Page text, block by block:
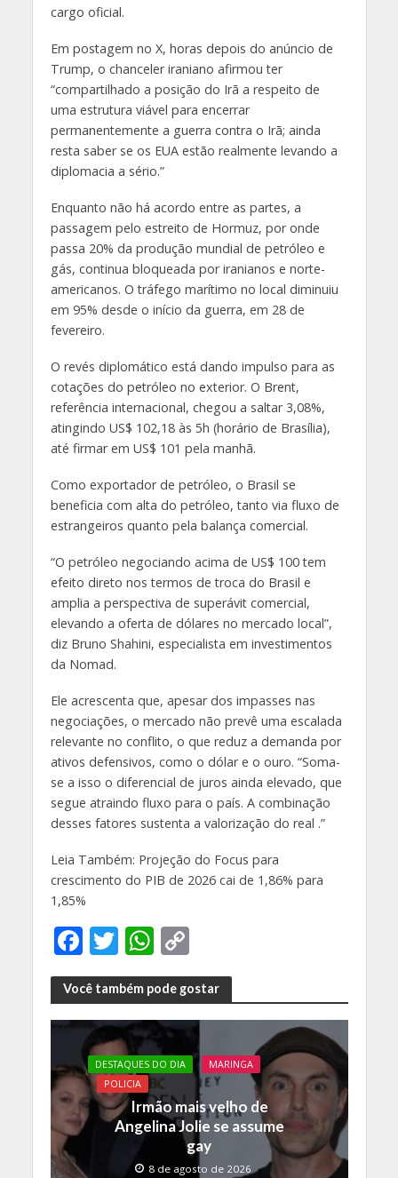
cargo oficial.
Em postagem no X, horas depois do anúncio de
Trump, o chanceler iraniano afirmou ter
“compartilhado a posição do Irã a respeito de
uma estrutura viável para encerrar
permanentemente a guerra contra o Irã; ainda
resta saber se os EUA estão realmente levando a
diplomacia a sério.”
Enquanto não há acordo entre as partes, a
passagem pelo estreito de Hormuz, por onde
passa 20% da produção mundial de petróleo e
gás, continua bloqueada por iranianos e norte-
americanos. O tráfego marítimo no local diminuiu
em 95% desde o início da guerra, em 28 de
fevereiro.
O revés diplomático está dando impulso para as
cotações do petróleo no exterior. O Brent,
referência internacional, chegou a saltar 3,08%,
atingindo US$ 102,18 às 5h (horário de Brasília),
até firmar em US$ 101 pela manhã.
Como exportador de petróleo, o Brasil se
beneficia com alta do petróleo, tanto via fluxo de
estrangeiros quanto pela balança comercial.
“O petróleo negociando acima de US$ 100 tem
efeito direto nos termos de troca do Brasil e
amplia a perspectiva de superávit comercial,
elevando a oferta de dólares no mercado local”,
diz Bruno Shahini, especialista em investimentos
da Nomad.
Ele acrescenta que, apesar dos impasses nas
negociações, o mercado não prevê uma escalada
relevante no conflito, o que reduz a demanda por
ativos defensivos, como o dólar e o ouro. “Soma-
se a isso o diferencial de juros ainda elevado, que
segue atraindo fluxo para o país. A combinação
desses fatores sustenta a valorização do real .”
Leia Também: Projeção do Focus para
crescimento do PIB de 2026 cai de 1,86% para
1,85%
F
ac
e
b
o
o
k
T
w
itt
er
W
h
at
s
A
p
p
C
o
p
y
Li
n
k
Você também pode gostar
DESTAQUES DO DIA
MARINGA
POLICIA
Irmão mais velho de
Angelina Jolie se assume
gay
8 de agosto de 2026